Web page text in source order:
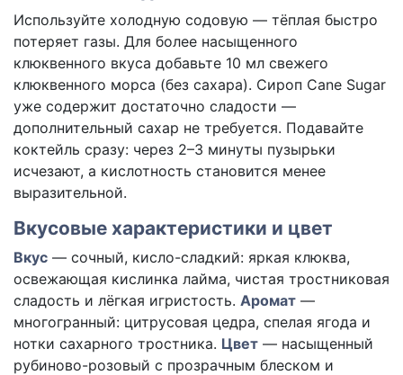
Используйте холодную содовую — тёплая быстро
потеряет газы. Для более насыщенного
клюквенного вкуса добавьте 10 мл свежего
клюквенного морса (без сахара). Сироп Cane Sugar
уже содержит достаточно сладости —
дополнительный сахар не требуется. Подавайте
коктейль сразу: через 2–3 минуты пузырьки
исчезают, а кислотность становится менее
выразительной.
Вкусовые характеристики и цвет
Вкус — сочный, кисло-сладкий: яркая клюква,
освежающая кислинка лайма, чистая тростниковая
сладость и лёгкая игристость. Аромат —
многогранный: цитрусовая цедра, спелая ягода и
нотки сахарного тростника. Цвет — насыщенный
рубиново-розовый с прозрачным блеском и